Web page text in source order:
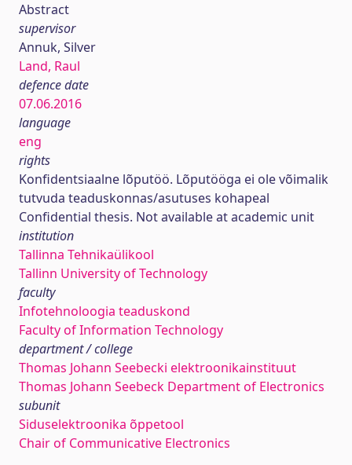
Abstract
supervisor
Annuk, Silver
Land, Raul
defence date
07.06.2016
language
eng
rights
Konfidentsiaalne lõputöö. Lõputööga ei ole võimalik
tutvuda teaduskonnas/asutuses kohapeal
Confidential thesis. Not available at academic unit
institution
Tallinna Tehnikaülikool
Tallinn University of Technology
faculty
Infotehnoloogia teaduskond
Faculty of Information Technology
department / college
Thomas Johann Seebecki elektroonikainstituut
Thomas Johann Seebeck Department of Electronics
subunit
Siduselektroonika õppetool
Chair of Communicative Electronics